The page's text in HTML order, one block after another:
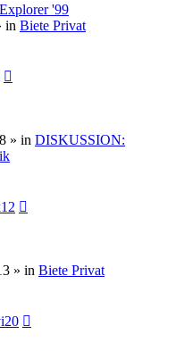
'99
in Biete Privat
» in DISKUSSION:
» in Biete Privat